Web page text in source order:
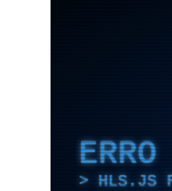
ERRO
HLS.JS